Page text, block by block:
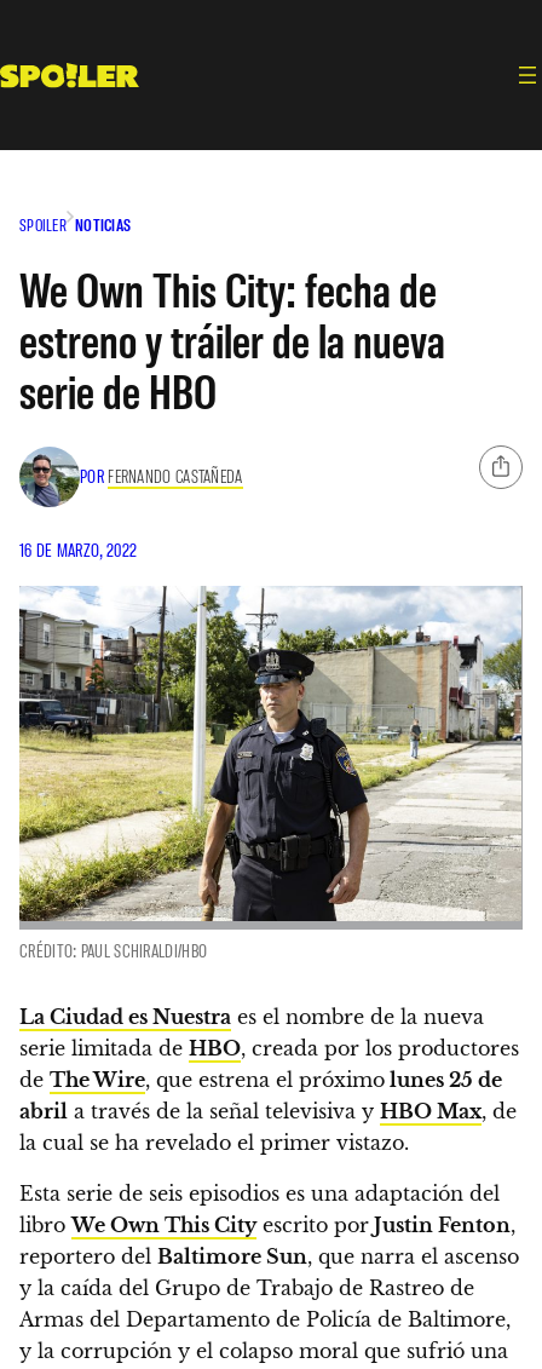
contenido
SPOILER NOTICIAS
We Own This City: fecha de
estreno y tráiler de la nueva
serie de HBO
POR FERNANDO CASTAÑEDA
16 DE MARZO, 2022
CRÉDITO: PAUL SCHIRALDI/HBO
La Ciudad es Nuestra es el nombre de la nueva
serie limitada de HBO, creada por los productores
de The Wire, que estrena el próximo lunes 25 de
abril a través de la señal televisiva y HBO Max, de
la cual se ha revelado el primer vistazo.
Esta serie de seis episodios es una adaptación del
libroWe Own This Cityescrito por Justin Fenton,
reportero del Baltimore Sun, que narra el ascenso
y la caída del Grupo de Trabajo de Rastreo de
Armas del Departamento de Policía de Baltimore,
y la corrupción y el colapso moral que sufrió una